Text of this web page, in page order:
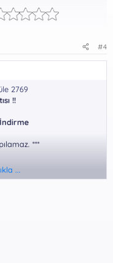
#4
2769
!!
İndirme
***
...